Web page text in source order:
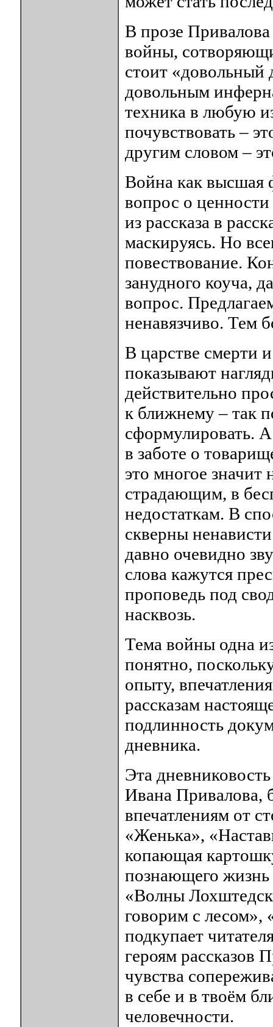
В прозе
войны,
стоит
довольным
техника в любую
почувствовать –
другим словом –
Война как высшая
вопрос о
из рассказа в
маскируясь. Но
повествование.
занудного коуча,
вопрос.
ненавязчиво. Тем
В царстве смерти
показывают
действительно
к ближнему – так
сформулировать.
в заботе о
это многое
страдающим, в
недостаткам. В
скверны
давно очевидно
слова кажутся
проповедь под
насквозь.
Тема войны одна
понятно,
опыту,
рассказам
подлинность
дневника.
Эта
Ивана Привалова,
впечатлениям от
«Женька»,
копающая
познающего
«Волны
говорим с лесом»,
подкупает
героям рассказов
чувства
в себе и в твоём
человечности.